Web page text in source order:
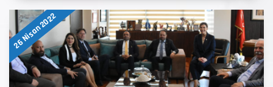
26 Nisan 2022